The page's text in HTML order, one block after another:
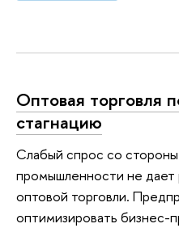
Оптовая торговля
стагнацию
Слабый спрос со
промышленности не дает
оптовой торговли.
оптимизировать бизнес-